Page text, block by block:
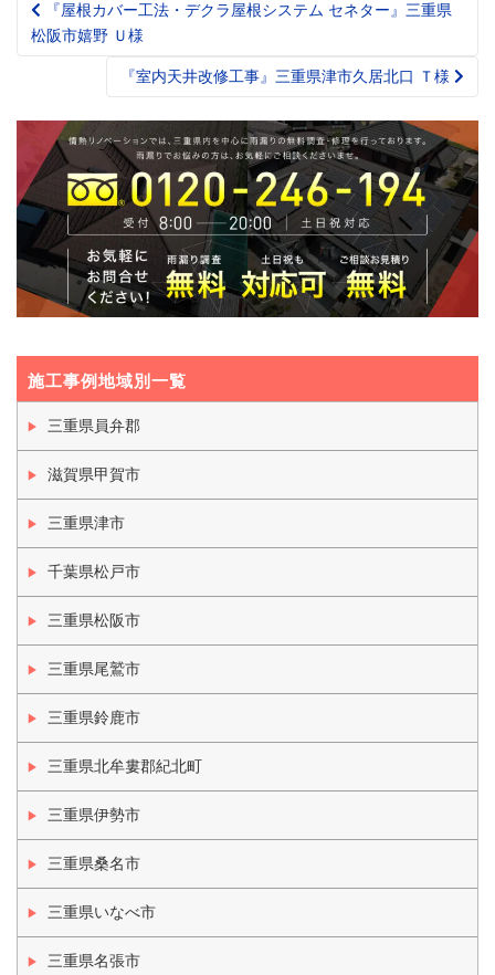
Post
navigation
『屋根カバー工法・デクラ屋根システム セネター』三重県
松阪市嬉野 Ｕ様
『室内天井改修工事』三重県津市久居北口 Ｔ様
施工事例地域別一覧
三重県員弁郡
滋賀県甲賀市
三重県津市
千葉県松戸市
三重県松阪市
三重県尾鷲市
三重県鈴鹿市
三重県北牟婁郡紀北町
三重県伊勢市
三重県桑名市
三重県いなべ市
三重県名張市